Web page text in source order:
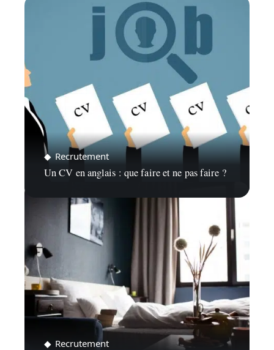
Recrutement
Un CV en anglais : que faire et ne pas faire ?
Recrutement